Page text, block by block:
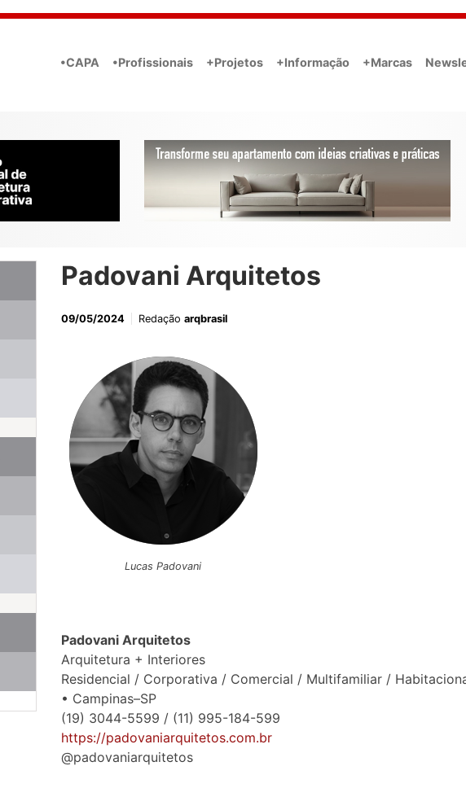
•CAPA •Profissionais +Projetos +Informação +Marcas
Padovani Arquitetos
09/05/2024 Redação arqbrasil
Lucas Padovani
Padovani Arquitetos
Arquitetura + Interiores
Residencial / Corporativa / Comercial / Multifamiliar /
• Campinas–SP
(19) 3044-5599 / (11) 995-184-599
https://padovaniarquitetos.com.br
@padovaniarquitetos